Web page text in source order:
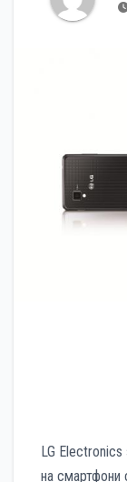
LG
на смартфони